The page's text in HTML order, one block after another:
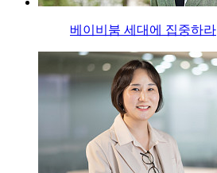
베이비붐 세대에 집중하라